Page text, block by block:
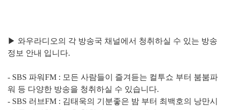
▶ 와우라디오의 각 방송국 채널에서 청취하실 수 있는 방송
정보 안내 입니다.
- SBS 파워FM : 모든 사람들이 즐겨듣는 컬투쇼 부터 붐붐파
워 등 다양한 방송을 청취하실 수 있습니다.
- SBS 러브FM : 김태욱의 기분좋은 밤 부터 최백호의 낭만시